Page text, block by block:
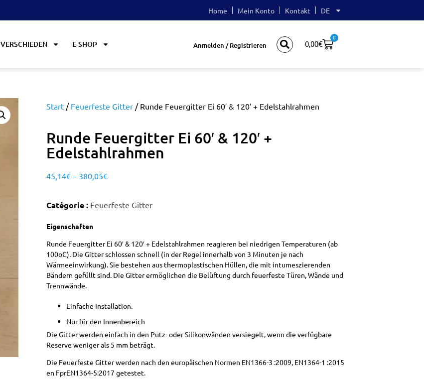
Home Mein Konto Kontakt DE
VERSCHIEDEN E-SHOP Anmelden / Registrieren 0,00€
0
Start / Feuerfeste Gitter / Runde Feuergitter Ei 60′ & 120′ + Edelstahlrahmen
Runde Feuergitter Ei 60′ & 120′ +
Edelstahlrahmen
45,14€ – 380,05€
Catégorie : Feuerfeste Gitter
Eigenschaften
Runde Feuergitter Ei 60′ & 120′ + Edelstahlrahmen reagieren bei niedrigen Temperaturen (ab
100oC). Die Gitter schlossen schnell (in der Regel innerhalb von 3 Minuten je nach
Wärmeeinwirkung). Sie bestehen aus thermoplastischen Hüllen, die mit intumeszierenden
Bändern gefüllt sind. Die Gitter ermöglichen die Belüftung durch feuerfeste Türen, Wände und
Trennwände.
Einfache Installation.
Nur für den Innenbereich
Die Gitter werden einfach in den Putz- oder Silikonwänden versiegelt, wenn die verfügbare
Reserve weniger als 5 mm beträgt.
Die Feuerfeste Gitter werden nach den europäischen Normen EN1366-3 :2009, EN1364-1 :2015
en FprEN1364-5:2017 getestet.